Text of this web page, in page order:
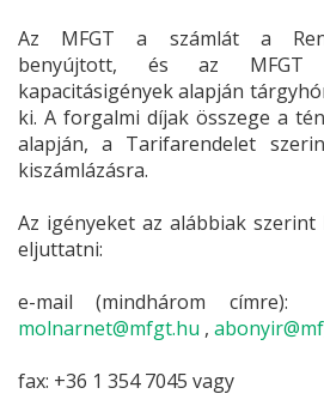
Az MFGT a számlát a
benyújtott, és az MFGT
kapacitásigények alapján
ki. A forgalmi díjak összege a
alapján, a Tarifarendelet
kiszámlázásra.
Az igényeket az alábbiak szerint
eljuttatni:
e-mail (mindhárom
molnarnet@mfgt.hu ,
fax: +36 1 354 7045 vagy